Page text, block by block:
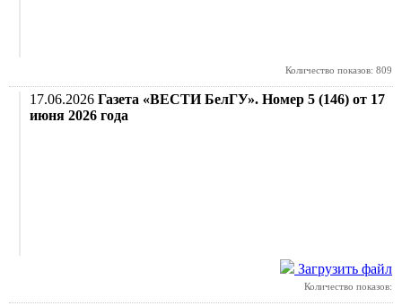
Количество показов: 809
17.06.2026 Газета «ВЕСТИ БелГУ». Номер 5 (146) от 17
июня 2026 года
Загрузить файл
Количество показов: